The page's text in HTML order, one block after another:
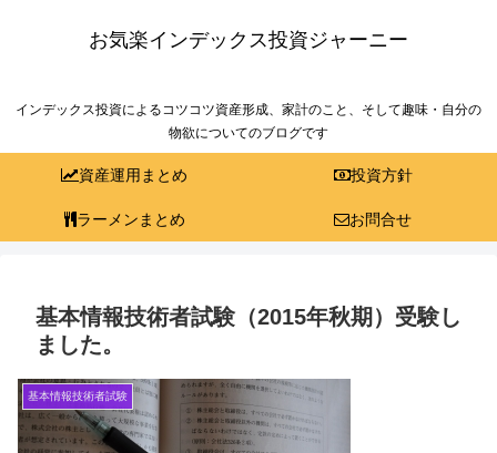
お気楽インデックス投資ジャーニー
インデックス投資によるコツコツ資産形成、家計のこと、そして趣味・自分の
物欲についてのブログです
資産運用まとめ 投資方針
ラーメンまとめ お問合せ
基本情報技術者試験（2015年秋期）受験し
ました。
基本情報技術者試験